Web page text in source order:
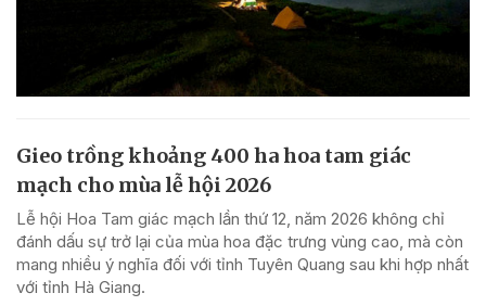
Gieo trồng khoảng 400 ha hoa tam giác
mạch cho mùa lễ hội 2026
Lễ hội Hoa Tam giác mạch lần thứ 12, năm 2026 không chỉ
đánh dấu sự trở lại của mùa hoa đặc trưng vùng cao, mà còn
mang nhiều ý nghĩa đối với tỉnh Tuyên Quang sau khi hợp nhất
với tỉnh Hà Giang.